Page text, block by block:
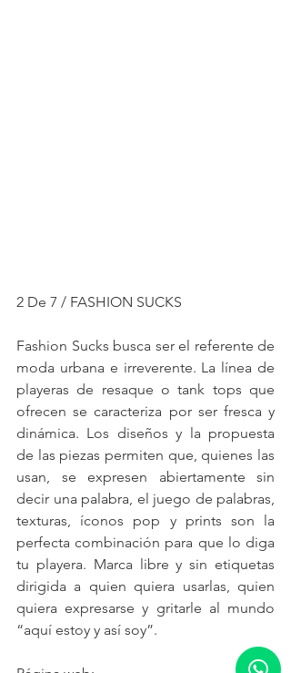
2 De 7 / FASHION SUCKS
Fashion Sucks busca ser el referente de
moda urbana e irreverente. La línea de
playeras de resaque o tank tops que
ofrecen se caracteriza por ser fresca y
dinámica. Los diseños y la propuesta
de las piezas permiten que, quienes las
usan, se expresen abiertamente sin
decir una palabra, el juego de palabras,
texturas, íconos pop y prints son la
perfecta combinación para que lo diga
tu playera. Marca libre y sin etiquetas
dirigida a quien quiera usarlas, quien
quiera expresarse y gritarle al mundo
“aquí estoy y así soy”.